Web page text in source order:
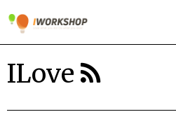
ILove